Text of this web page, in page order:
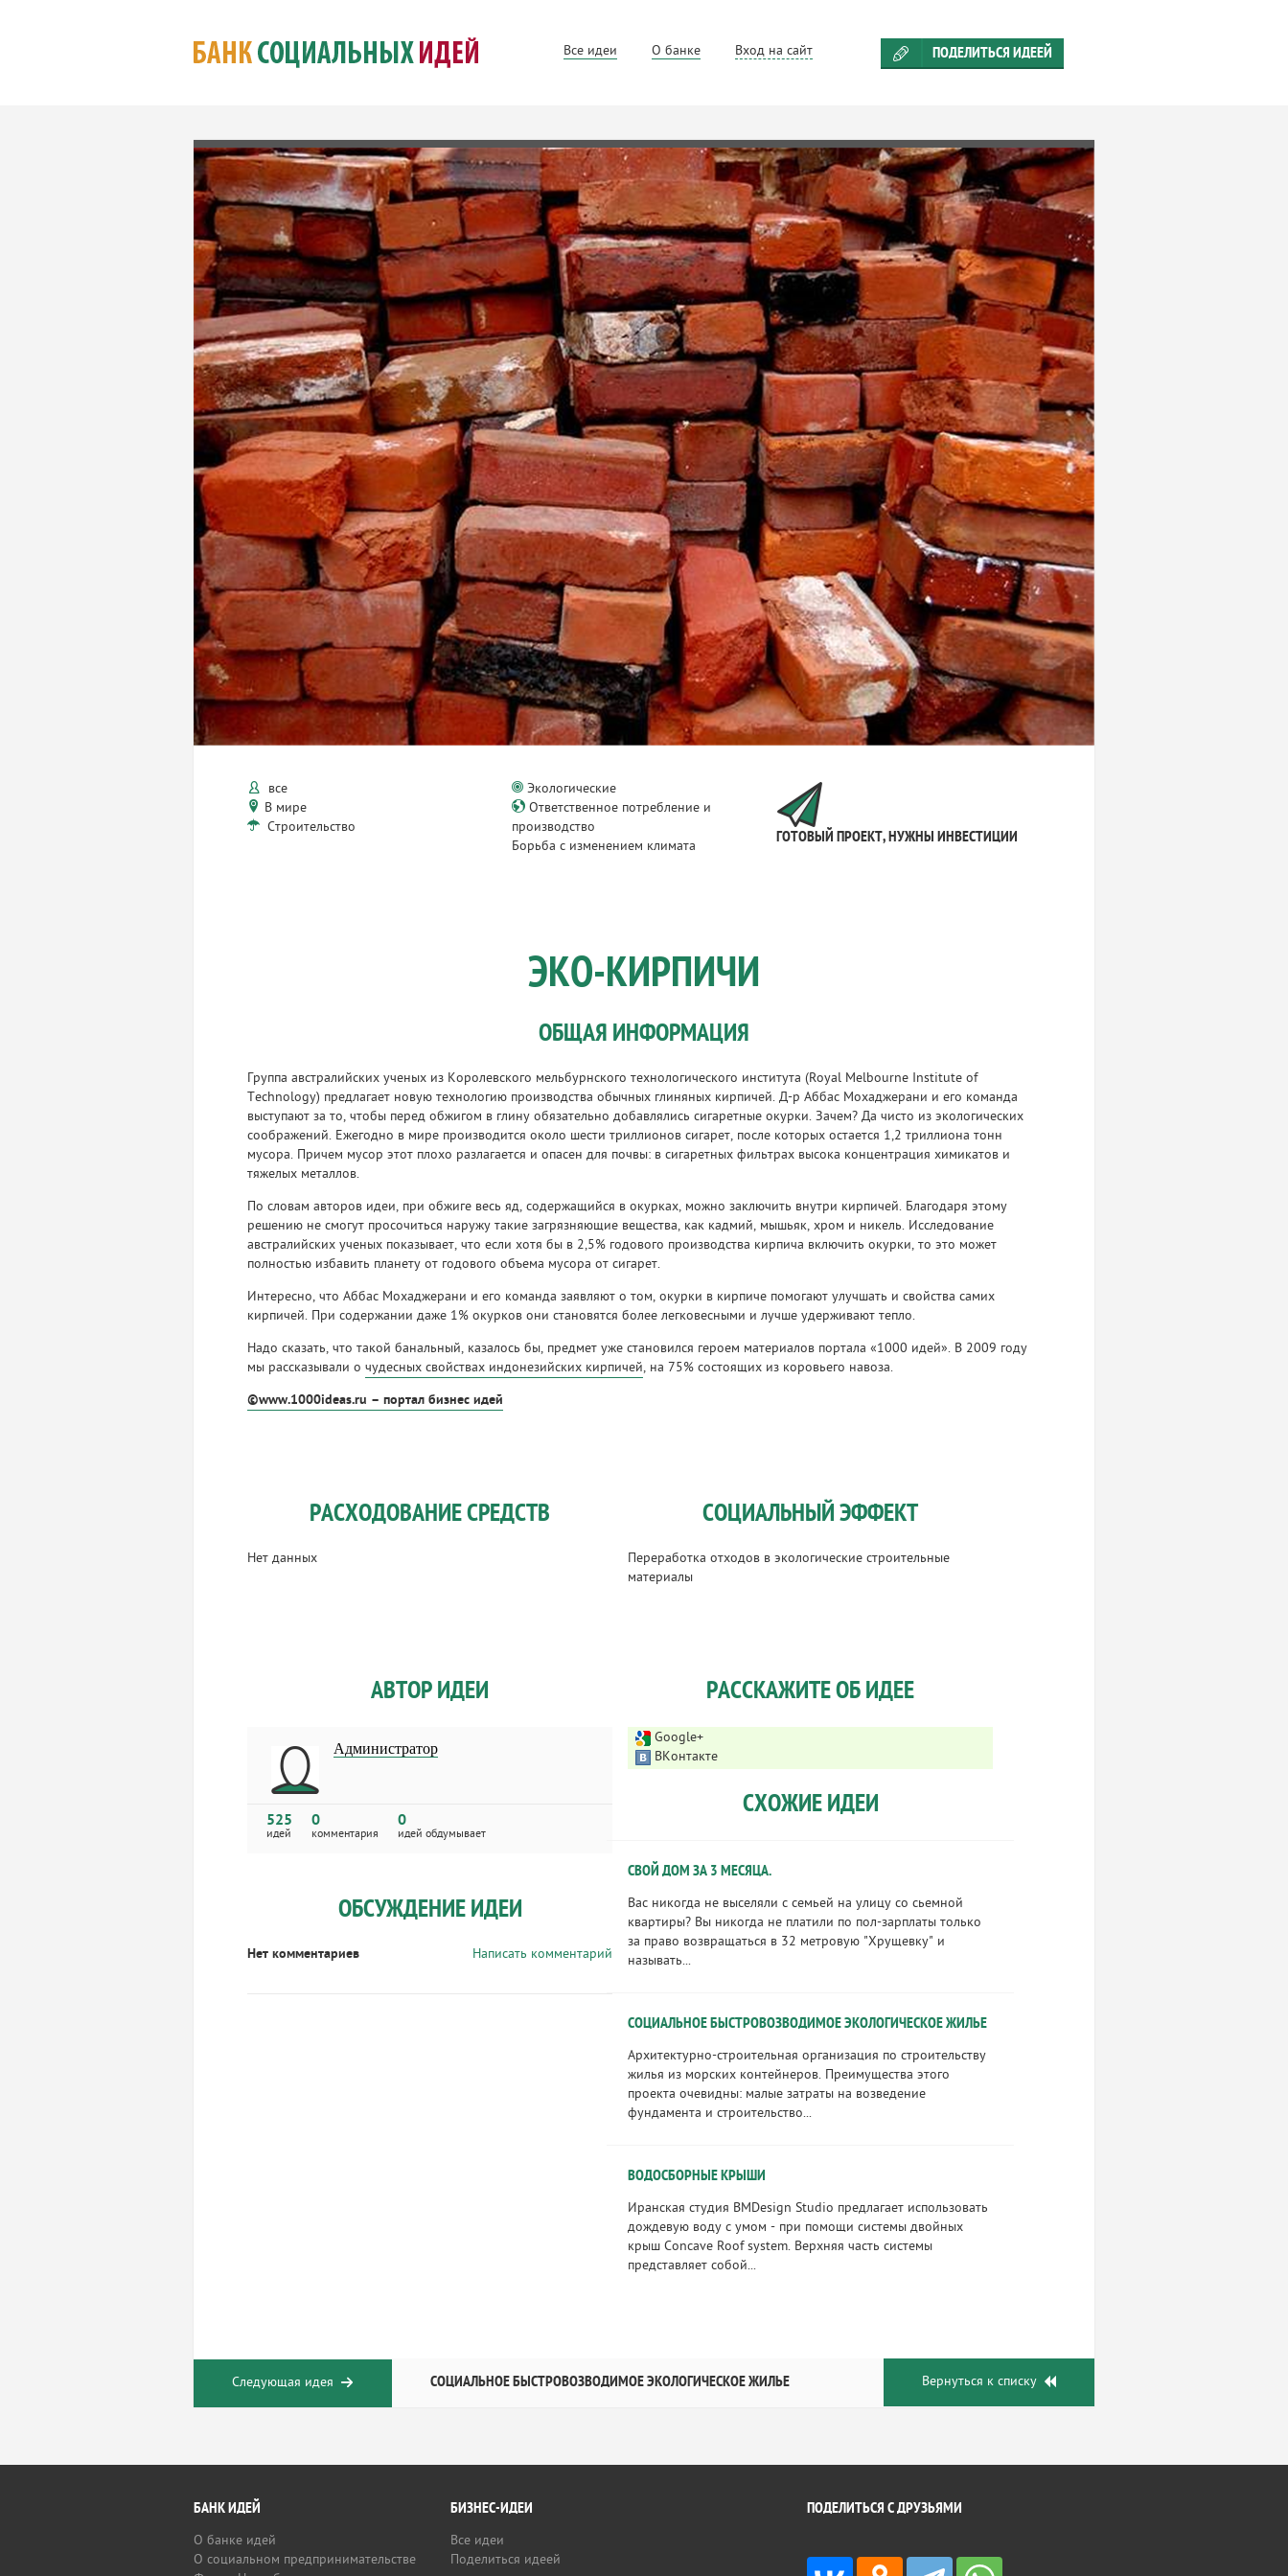
Все идеи О банке Вход на сайт ПОДЕЛИТЬСЯ ИДЕЕЙ
все
В мире
Строительство
Экологические
Ответственное потребление и
производство
Борьба с изменением климата
ГОТОВЫЙ ПРОЕКТ, НУЖНЫ ИНВЕСТИЦИИ
ЭКО-КИРПИЧИ
ОБЩАЯ ИНФОРМАЦИЯ
Группа австралийских ученых из Королевского мельбурнского технологического института (Royal Melbourne Institute of
Technology) предлагает новую технологию производства обычных глиняных кирпичей. Д-р Аббас Мохаджерани и его команда
выступают за то, чтобы перед обжигом в глину обязательно добавлялись сигаретные окурки. Зачем? Да чисто из экологических
соображений. Ежегодно в мире производится около шести триллионов сигарет, после которых остается 1,2 триллиона тонн
мусора. Причем мусор этот плохо разлагается и опасен для почвы: в сигаретных фильтрах высока концентрация химикатов и
тяжелых металлов.
По словам авторов идеи, при обжиге весь яд, содержащийся в окурках, можно заключить внутри кирпичей. Благодаря этому
решению не смогут просочиться наружу такие загрязняющие вещества, как кадмий, мышьяк, хром и никель. Исследование
австралийских ученых показывает, что если хотя бы в 2,5% годового производства кирпича включить окурки, то это может
полностью избавить планету от годового объема мусора от сигарет.
Интересно, что Аббас Мохаджерани и его команда заявляют о том, окурки в кирпиче помогают улучшать и свойства самих
кирпичей. При содержании даже 1% окурков они становятся более легковесными и лучше удерживают тепло.
Надо сказать, что такой банальный, казалось бы, предмет уже становился героем материалов портала «1000 идей». В 2009 году
мы рассказывали очудесных свойствах индонезийских кирпичей, на 75% состоящих из коровьего навоза.
©www.1000ideas.ru – портал бизнес идей
РАСХОДОВАНИЕ СРЕДСТВ
Нет данных
СОЦИАЛЬНЫЙ ЭФФЕКТ
Переработка отходов в экологические строительные
материалы
АВТОР ИДЕИ
Администратор
525
идей
0
комментария
0
идей обдумывает
ОБСУЖДЕНИЕ ИДЕИ
Написать комментарий
Нет комментариев
РАССКАЖИТЕ ОБ ИДЕЕ
Google+
ВКонтакте
СХОЖИЕ ИДЕИ
СВОЙ ДОМ ЗА 3 МЕСЯЦА.
Вас никогда не выселяли с семьей на улицу со сьемной
квартиры? Вы никогда не платили по пол-зарплаты только
за право возвращаться в 32 метровую "Хрущевку" и
называть...
СОЦИАЛЬНОЕ БЫСТРОВОЗВОДИМОЕ ЭКОЛОГИЧЕСКОЕ ЖИЛЬЕ
Архитектурно-строительная организация по строительству
жилья из морских контейнеров. Преимущества этого
проекта очевидны: малые затраты на возведение
фундамента и строительство...
ВОДОСБОРНЫЕ КРЫШИ
Иранская студия BMDesign Studio предлагает использовать
дождевую воду с умом - при помощи системы двойных
крыш Concave Roof system. Верхняя часть системы
представляет собой...
Следующая идея СОЦИАЛЬНОЕ БЫСТРОВОЗВОДИМОЕ ЭКОЛОГИЧЕСКОЕ ЖИЛЬЕ Вернуться к списку
БАНК ИДЕЙ
О банке идей
О социальном предпринимательстве
БИЗНЕС-ИДЕИ
Все идеи
Поделиться идеей
ПОДЕЛИТЬСЯ С ДРУЗЬЯМИ